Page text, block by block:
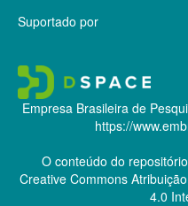
Suportado por
Empresa Brasileira de
https://
O conteúdo do
Creative Commons
4.0